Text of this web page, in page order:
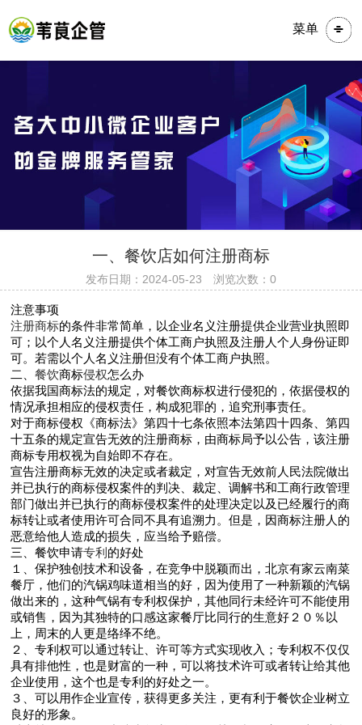
菜单
​​​一、餐饮店如何注册商标
发布日期：2024-05-23 浏览次数：0
注意事项
注册商标的条件非常简单，以企业名义注册提供企业营业执照即
可；以个人名义注册提供个体工商户执照及注册人个人身份证即
可。若需以个人名义注册但没有个体工商户执照。
二、餐饮商标侵权怎么办
依据我国商标法的规定，对餐饮商标权进行侵犯的，依据侵权的
情况承担相应的侵权责任，构成犯罪的，追究刑事责任。
对于商标侵权《商标法》第四十七条依照本法第四十四条、第四
十五条的规定宣告无效的注册商标，由商标局予以公告，该注册
商标专用权视为自始即不存在。
宣告注册商标无效的决定或者裁定，对宣告无效前人民法院做出
并已执行的商标侵权案件的判决、裁定、调解书和工商行政管理
部门做出并已执行的商标侵权案件的处理决定以及已经履行的商
标转让或者使用许可合同不具有追溯力。但是，因商标注册人的
恶意给他人造成的损失，应当给予赔偿。
三、餐饮申请专利 的好处
１、保护独创技术和设备，在竞争中脱颖而出，北京有家云南菜
餐厅，他们的汽锅鸡味道相当的好，因为使用了一种新颖的汽锅
做出来的，这种气锅有专利权保护，其他同行未经许可不能使用
或销售，因为其独特的口感这家餐厅比同行的生意好２０％以
上，周末的人更是络绎不绝。
２、专利权可以通过转让、许可等方式实现收入；专利权不仅仅
具有排他性，也是财富的一种，可以将技术许可或者转让给其他
企业使用，这个也是专利的好处之一。
３、可以用作企业宣传，获得更多关注，更有利于餐饮企业树立
良好的形象。